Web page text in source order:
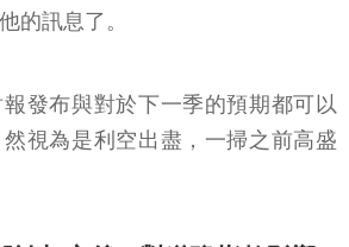
的訊息了。
發布與對於下一季的預期都可以
視為是利空出盡，一掃之前高盛